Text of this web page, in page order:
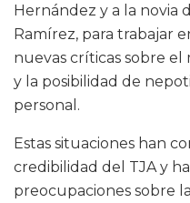
Hernández y a la novia
Ramírez, para trabajar
nuevas críticas sobre
y la posibilidad de
personal.
Estas situaciones han
credibilidad del TJA y
preocupaciones sobre